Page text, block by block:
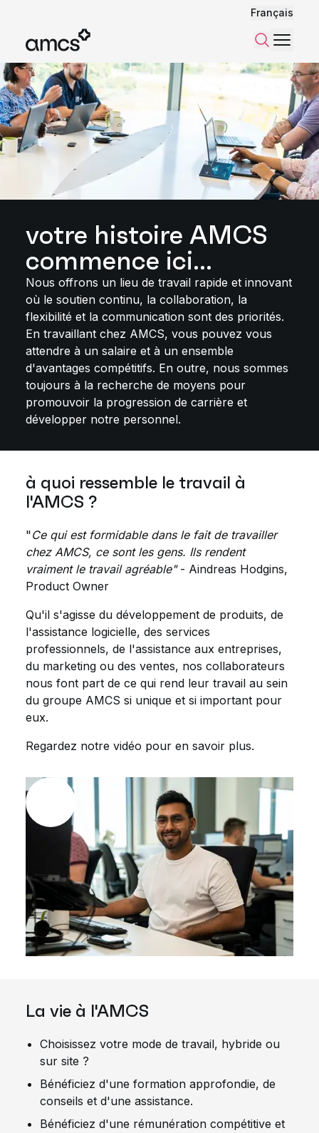
Français
Menu
votre histoire AMCS
commence ici...
Nous offrons un lieu de travail rapide et innovant
où le soutien continu, la collaboration, la
flexibilité et la communication sont des priorités.
En travaillant chez AMCS, vous pouvez vous
attendre à un salaire et à un ensemble
d'avantages compétitifs. En outre, nous sommes
toujours à la recherche de moyens pour
promouvoir la progression de carrière et
développer notre personnel.
à quoi ressemble le travail à
l'AMCS ?
"Ce qui est formidable dans le fait de travailler
chez AMCS, ce sont les gens. Ils rendent
vraiment le travail agréable"- Aindreas Hodgins,
Product Owner
Qu'il s'agisse du développement de produits, de
l'assistance logicielle, des services
professionnels, de l'assistance aux entreprises,
du marketing ou des ventes, nos collaborateurs
nous font part de ce qui rend leur travail au sein
du groupe AMCS si unique et si important pour
eux.
Regardez notre vidéo pour en savoir plus.
La vie à l'AMCS
Choisissez votre mode de travail, hybride ou
sur site ?
Bénéficiez d'une formation approfondie, de
conseils et d'une assistance.
Bénéficiez d'une rémunération compétitive et